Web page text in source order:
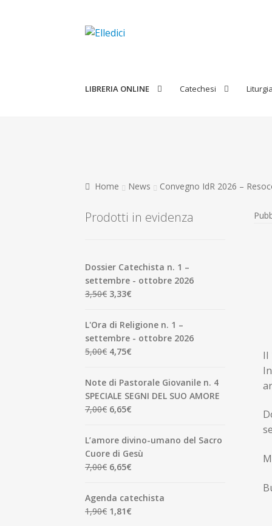
Vai
Vai
LIBRERIA ONLINE Catechesi
Home News Convegno IdR 2026 –
Il
Prodotti in evidenza
Dossier Catechista n. 1 –
settembre - ottobre 2026
3,50€ Il
originale
era:
3,50€.
3,33€
attuale
è:
L'Ora di Religione n. 1 –
settembre - ottobre 2026
5,00€ Il
originale
era:
5,00€.
4,75€
attuale
è:
Note di Pastorale Giovanile n. 4
SPECIALE SEGNI DEL SUO AMORE
7,00€ Il
originale
era:
7,00€.
6,65€
attuale
L’amore divino-umano del Sacro
Cuore di Gesù
7,00€ Il
originale
era:
7,00€.
6,65€
attuale
Agenda catechista
1,90€ Il
1,81€